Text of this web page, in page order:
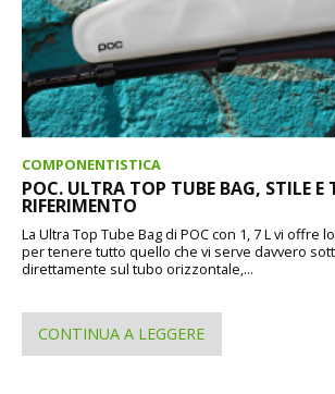
COMPONENTISTICA
POC. ULTRA TOP TUBE BAG, STILE E
RIFERIMENTO
La Ultra Top Tube Bag di POC con 1, 7 L vi offre
per tenere tutto quello che vi serve davvero
direttamente sul tubo orizzontale,...
CONTINUA A LEGGERE